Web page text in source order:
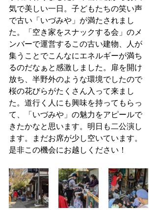
気で美しい一日。子どもたちの笑い声
で古い「いづみや」が満たされまし
た。「空き家をスナックする会」のメ
ンバーで運営するこの古い建物、人が
集うことでこんなにエネルギーが満ち
るのだなぁと感激しました。扉を開け
放ち、半野外のような環境でしたので
桜の花びらがたくさん入って来まし
た。道行く人にも興味を持ってもらっ
て、「いづみや」の魅力をアピールで
きたかなと思います。明日も二公演し
ます。まだお席が少し空いています。
是非この機会にお越しください！